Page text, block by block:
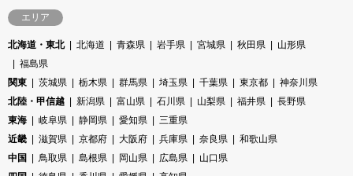
エリア
北海道・東北 北海道 青森県 岩手県 宮城県 秋田県
山形県
福島県
関東
茨城県 栃木県 群馬県 埼玉県 千葉県 東京都
神奈川県
北陸・甲信越
新潟県 富山県 石川県 山梨県 福井県
長野県
東海
岐阜県 静岡県 愛知県
三重県
近畿
滋賀県 京都府 大阪府 兵庫県 奈良県
和歌山県
中国
鳥取県 島根県 岡山県 広島県
山口県